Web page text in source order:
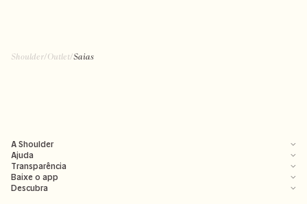
Shoulder/Outlet/Saias
A Shoulder
Ajuda
Transparência
Baixe o app
Descubra